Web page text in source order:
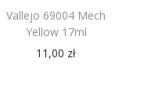
Vallejo 69004 Mech
Yellow 17ml
11,00 zł